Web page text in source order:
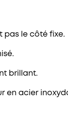
pas le côté fixe.
brillant.
en acier